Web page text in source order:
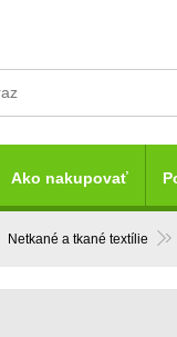
Netkané a tkané textílie
Ako nakupovať